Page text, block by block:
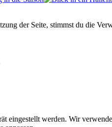
der Seite, stimmst du die
eingestellt werden. Wir